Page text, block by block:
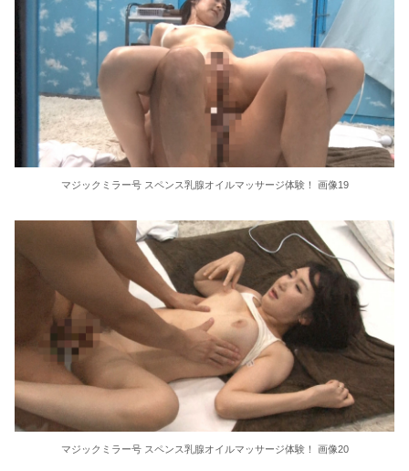
マジックミラー号 スペンス乳腺オイルマッサージ体験！ 画像19
マジックミラー号 スペンス乳腺オイルマッサージ体験！ 画像20